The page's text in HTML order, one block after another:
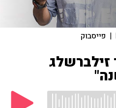
| פייסבוק
זילברשלג